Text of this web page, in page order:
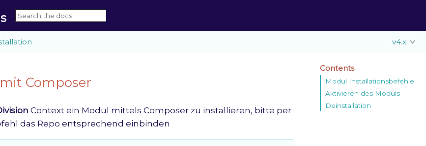
v4.x
Contents
Modul Installationsbefehle
Aktivieren des Moduls
Deinstallation
Composer
Context ein Modul mittels Composer zu installieren, bitte per
das Repo entsprechend einbinden